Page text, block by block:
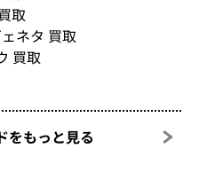
取
ネタ 買取
買取
をもっと見る